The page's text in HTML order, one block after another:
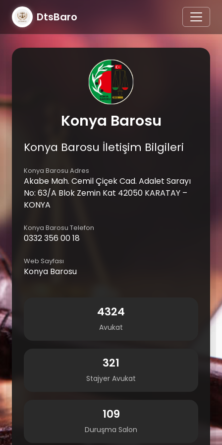
DtsBaro
Konya Barosu
Konya Barosu İletişim Bilgileri
Konya Barosu Adres
Akabe Mah. Cemil Çiçek Cad. Adalet Sarayı
No: 63/A Blok Zemin Kat 42050 KARATAY –
KONYA
Konya Barosu Telefon
0332 356 00 18
Web Sayfası
Konya Barosu
4324
Avukat
321
Stajyer Avukat
109
Duruşma Salon